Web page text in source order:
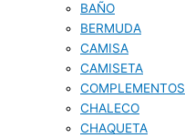
BAÑO
BERMUDA
CAMISA
CAMISETA
COMPLEMENTOS
CHALECO
CHAQUETA